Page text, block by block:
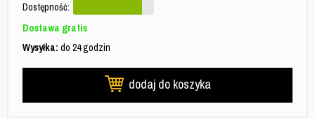
Dostępność:
Dostawa gratis
Wysyłka: do 24 godzin
dodaj do koszyka